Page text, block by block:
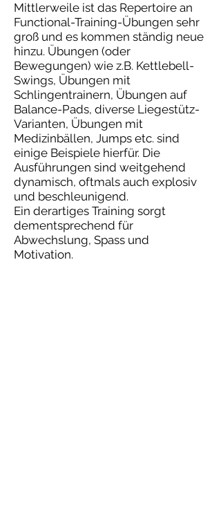
Mittlerweile ist das Repertoire an
Functional-Training-Übungen sehr
groß und es kommen ständig neue
hinzu. Übungen (oder
Bewegungen) wie z.B. Kettlebell-
Swings, Übungen mit
Schlingentrainern, Übungen auf
Balance-Pads, diverse Liegestütz-
Varianten, Übungen mit
Medizinbällen, Jumps etc. sind
einige Beispiele hierfür. Die
Ausführungen sind weitgehend
dynamisch, oftmals auch explosiv
und beschleunigend.
Ein derartiges Training sorgt
dementsprechend für
Abwechslung, Spass und
Motivation.